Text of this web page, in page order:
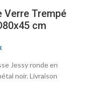
Verre Trempé
cm
Jessy ronde en
noir. Livraison